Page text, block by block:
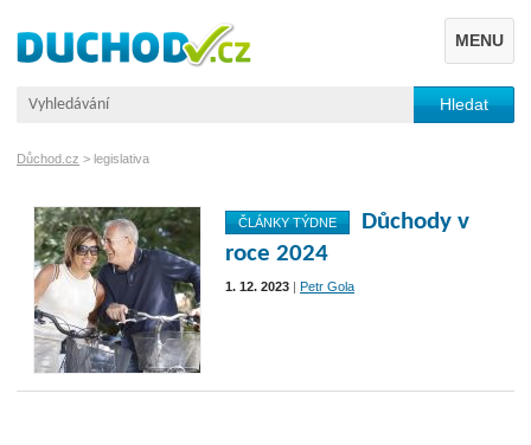
MENU
Důchod.cz > legislativa
ČLÁNKY TÝDNE
Důchody v
roce 2024
1. 12. 2023 Petr Gola